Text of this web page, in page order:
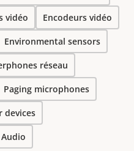
vidéo Encodeurs vidéo
Environmental sensors
réseau
Paging microphones
devices